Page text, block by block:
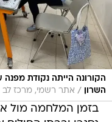
הקורונה הייתה נקודת מפנה
השרון
/ אתר רשמי, מרכז לב
בזמן המלחמה מול